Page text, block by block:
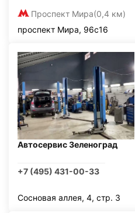
Проспект Мира(0,4 км)
проспект Мира, 96с16
Автосервис Зеленоград
+7 (495) 431-00-33
Сосновая аллея, 4, стр. 3